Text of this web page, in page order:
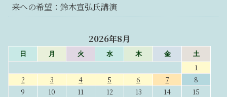
来への希望：鈴木宣弘氏講演
2026年8月
日 月 火 水 木 金 土
1
2
3 4 5 6 7
8
9
10 11 12 13 14
15